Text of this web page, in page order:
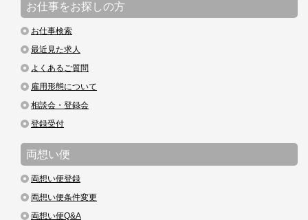
お仕事をお探しの方
お仕事検索
最近見た求人
よくあるご質問
雇用形態について
相談会・登録会
登録受付
両想い便
両想い便登録
両想い便条件変更
両想い便Q&A